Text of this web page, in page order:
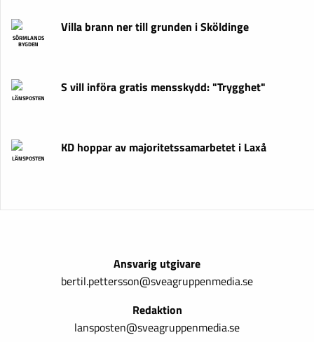
SÖRMLANDS
BYGDEN
Villa brann ner till grunden i Sköldinge
LÄNSPOSTEN
S vill införa gratis mensskydd: "Trygghet"
LÄNSPOSTEN
KD hoppar av majoritetssamarbetet i Laxå
Ansvarig utgivare
bertil.pettersson@sveagruppenmedia.se
Redaktion
lansposten@sveagruppenmedia.se